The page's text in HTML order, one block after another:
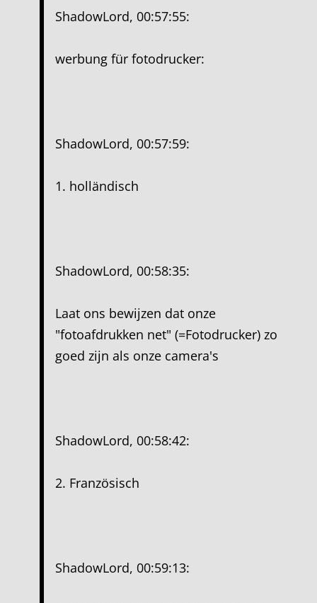
ShadowLord, 00:57:55:
werbung für fotodrucker:
ShadowLord, 00:57:59:
1. holländisch
ShadowLord, 00:58:35:
Laat ons bewijzen dat onze
"fotoafdrukken net" (=Fotodrucker) zo
goed zijn als onze camera's
ShadowLord, 00:58:42:
2. Französisch
ShadowLord, 00:59:13: